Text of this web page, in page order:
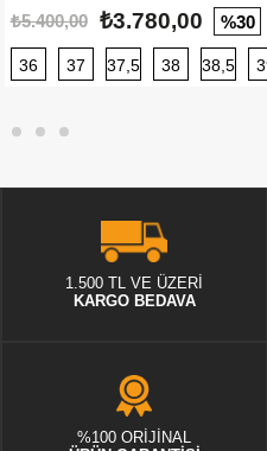
40 40,5 41 42 42,5
₺5.400,00 ₺3.780,00 %30
36 37 37,5 38 38,5
1.500 TL VE ÜZERİ
KARGO BEDAVA
%100 ORİJİNAL